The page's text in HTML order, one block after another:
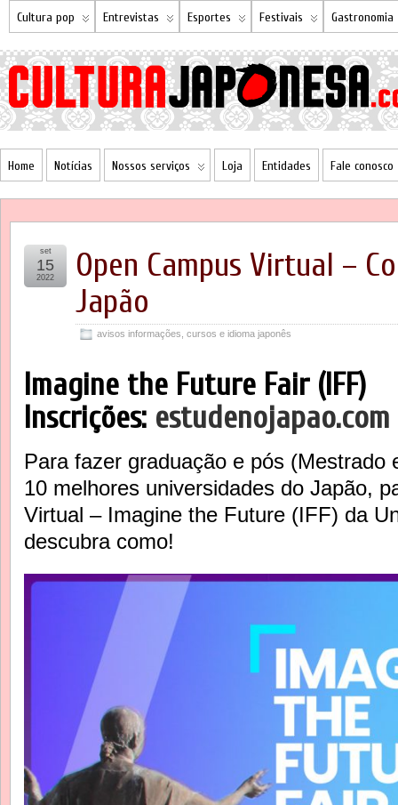
Cultura pop Entrevistas Esportes Festivais Gastronomia
Home Notícias Nossos serviços Loja Entidades Fale conosco
Open Campus Virtual –
Japão
avisos informações cursos e idioma japonês
set
15
2022
Imagine the Future Fair (IFF)
Inscrições: estudenojapao.com
Para fazer graduação e pós (Mestrado
10 melhores universidades do Japão,
Virtual – Imagine the Future (IFF) da
descubra como!